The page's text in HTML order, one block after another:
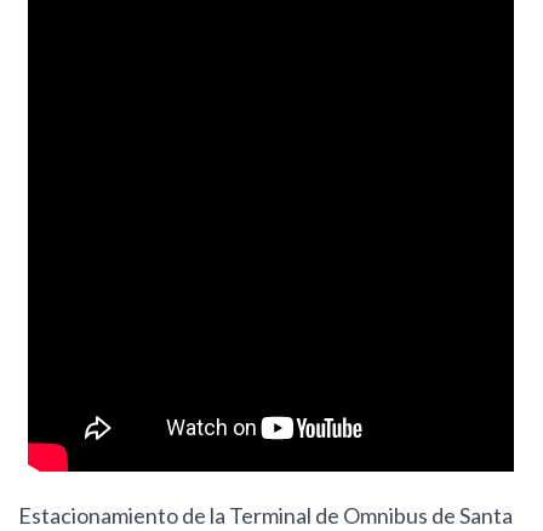
Estacionamiento de la Terminal de Omnibus de Santa